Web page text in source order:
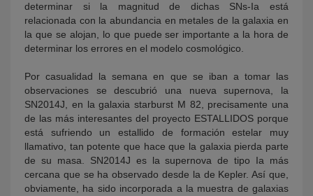
determinar si la magnitud de dichas SNs-Ia está
relacionada con la abundancia en metales de la galaxia en
la que se alojan, lo que puede ser importante a la hora de
determinar los errores en el modelo cosmológico.
Por casualidad la semana en que se iban a tomar las
observaciones se descubrió una nueva supernova, la
SN2014J, en la galaxia starburst M 82, precisamente una
de las más interesantes del proyecto ESTALLIDOS porque
está sufriendo un estallido de formación estelar muy
llamativo, tan potente que hace que la galaxia pierda parte
de su masa. SN2014J es la supernova de tipo Ia más
cercana que se ha observado desde la de Kepler. Así que,
obviamente, ha sido incorporada a la muestra de galaxias